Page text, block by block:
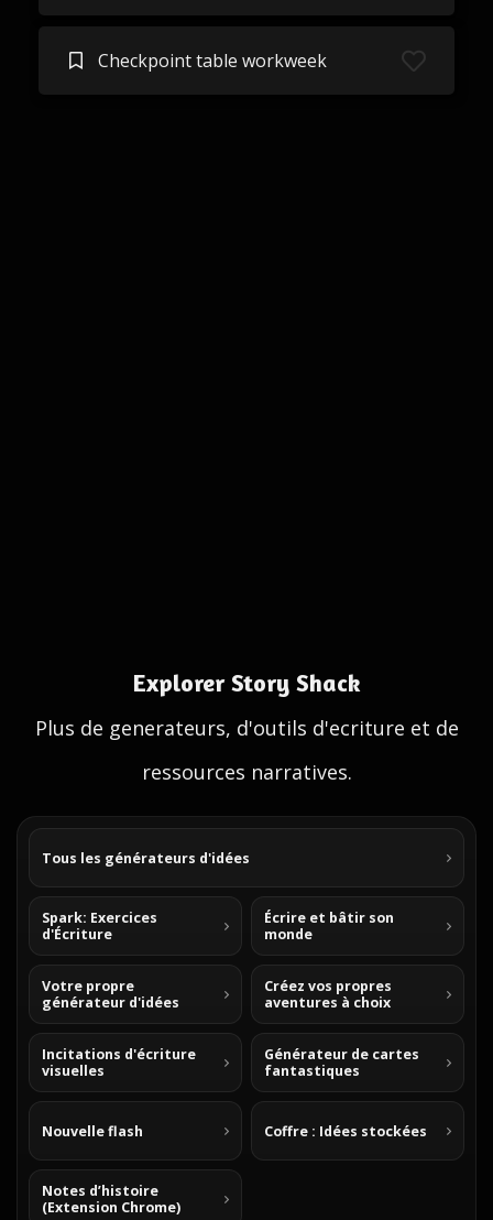
Checkpoint table workweek
Explorer Story Shack
Plus de generateurs, d'outils d'ecriture et de
ressources narratives.
Tous les générateurs d'idées
Spark: Exercices
d'Écriture
Écrire et bâtir son
monde
Votre propre
générateur d'idées
Créez vos propres
aventures à choix
Incitations d'écriture
visuelles
Générateur de cartes
fantastiques
Nouvelle flash Coffre : Idées stockées
Notes d’histoire
(Extension Chrome)